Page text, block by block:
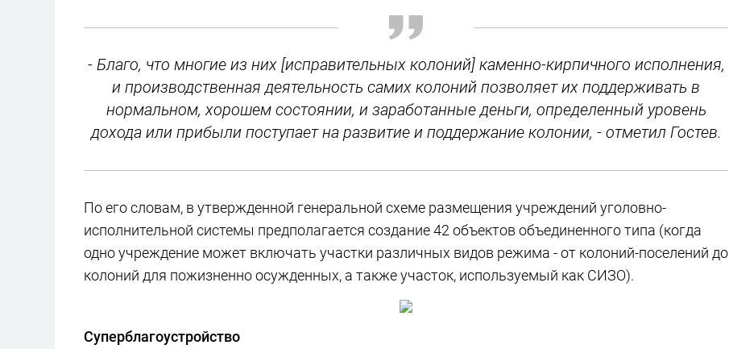
- Благо, что многие из них [исправительных колоний] каменно-кирпичного исполнения,
и производственная деятельность самих колоний позволяет их поддерживать в
нормальном, хорошем состоянии, и заработанные деньги, определенный уровень
дохода или прибыли поступает на развитие и поддержание колонии, - отметил Гостев.
По его словам, в утвержденной генеральной схеме размещения учреждений уголовно-
исполнительной системы предполагается создание 42 объектов объединенного типа (когда
одно учреждение может включать участки различных видов режима - от колоний-поселений до
колоний для пожизненно осужденных, а также участок, используемый как СИЗО).
Суперблагоустройство